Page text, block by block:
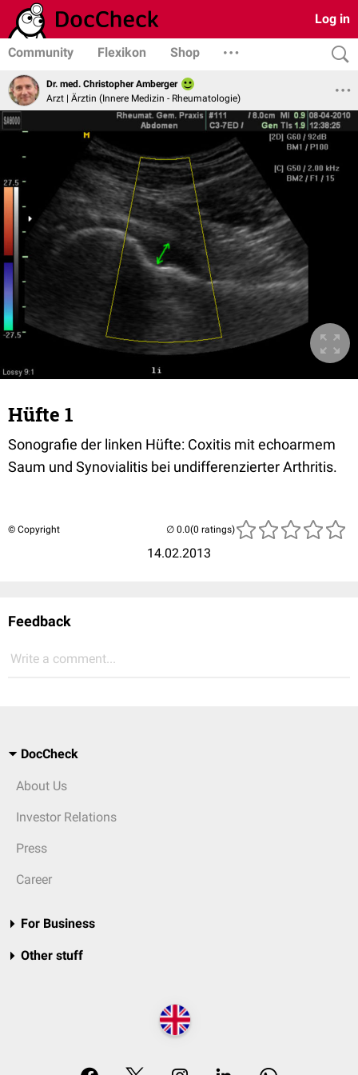
Log in
Community Flexikon Shop
Dr. med. Christopher Amberger
Arzt | Ärztin (Innere Medizin - Rheumatologie)
Hüfte 1
Sonografie der linken Hüfte: Coxitis mit echoarmem
Saum und Synovialitis bei undifferenzierter Arthritis.
© Copyright
14.02.2013
(0 ratings)
Feedback
Write a comment...
DocCheck
About Us
Investor Relations
Press
Career
For Business
Other stuff